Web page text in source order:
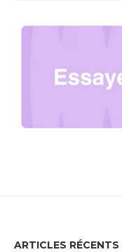
ARTICLES RÉCENTS